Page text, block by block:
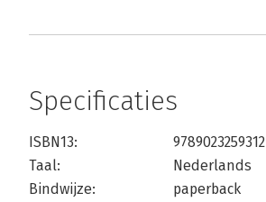
Specificaties
ISBN13:
9789023259312
Taal:
Nederlands
Bindwijze:
paperback